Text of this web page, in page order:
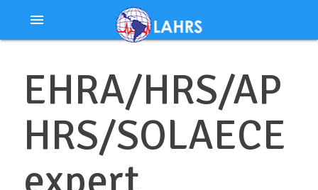
menu
EHRA/HRS/AP
HRS/SOLAECE